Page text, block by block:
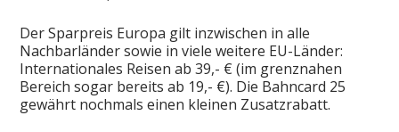
Der Sparpreis Europa gilt inzwischen in alle
Nachbarländer sowie in viele weitere EU-Länder:
Internationales Reisen ab 39,- € (im grenznahen
Bereich sogar bereits ab 19,- €). Die Bahncard 25
gewährt nochmals einen kleinen Zusatzrabatt.